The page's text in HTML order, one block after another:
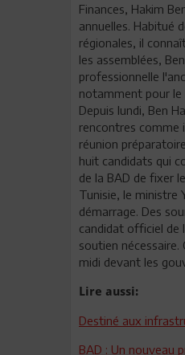
Finances, Hakim
annuelles. Habitué
régionales, il
les assemblées,
professionnelle
notamment pour le
Depuis lundi, Ben
rencontres comme
réunion
huit candidats qui
de la BAD de fixer
Tunisie, le ministre
démarrage. Des
candidat officiel de
soutien
midi devant les
Lire aussi:
Destiné aux
BAD : Un nouveau